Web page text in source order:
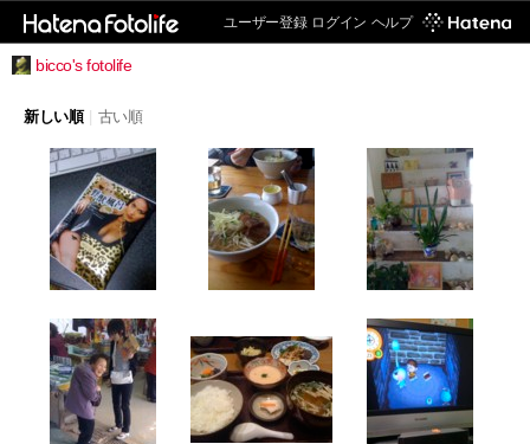
ユーザー登録 ログイン ヘルプ
bicco's fotolife
新しい順 古い順